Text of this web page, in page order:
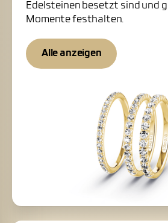
Edelsteinen besetzt sind und
Momente festhalten.
Alle anzeigen